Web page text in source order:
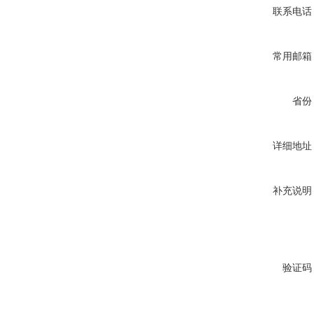
联系电话
常用邮箱
省份
详细地址
补充说明
验证码